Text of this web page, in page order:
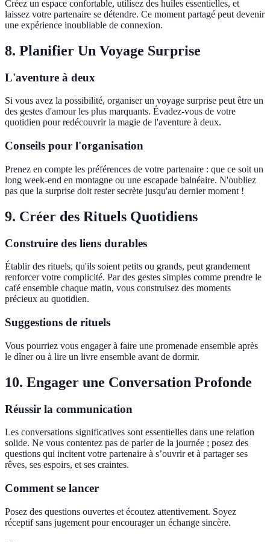
Créez un espace confortable, utilisez des huiles essentielles, et
laissez votre partenaire se détendre. Ce moment partagé peut devenir
une expérience inoubliable de connexion.
8. Planifier Un Voyage Surprise
L'aventure à deux
Si vous avez la possibilité, organiser un voyage surprise peut être un
des gestes d'amour les plus marquants. Évadez-vous de votre
quotidien pour redécouvrir la magie de l'aventure à deux.
Conseils pour l'organisation
Prenez en compte les préférences de votre partenaire : que ce soit un
long week-end en montagne ou une escapade balnéaire. N'oubliez
pas que la surprise doit rester secrète jusqu'au dernier moment !
9. Créer des Rituels Quotidiens
Construire des liens durables
Établir des rituels, qu'ils soient petits ou grands, peut grandement
renforcer votre complicité. Par des gestes simples comme prendre le
café ensemble chaque matin, vous construisez des moments
précieux au quotidien.
Suggestions de rituels
Vous pourriez vous engager à faire une promenade ensemble après
le dîner ou à lire un livre ensemble avant de dormir.
10. Engager une Conversation Profonde
Réussir la communication
Les conversations significatives sont essentielles dans une relation
solide. Ne vous contentez pas de parler de la journée ; posez des
questions qui incitent votre partenaire à s’ouvrir et à partager ses
rêves, ses espoirs, et ses craintes.
Comment se lancer
Posez des questions ouvertes et écoutez attentivement. Soyez
réceptif sans jugement pour encourager un échange sincère.